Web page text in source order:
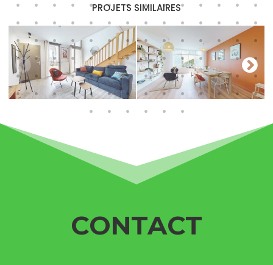
PROJETS SIMILAIRES
CONTACT